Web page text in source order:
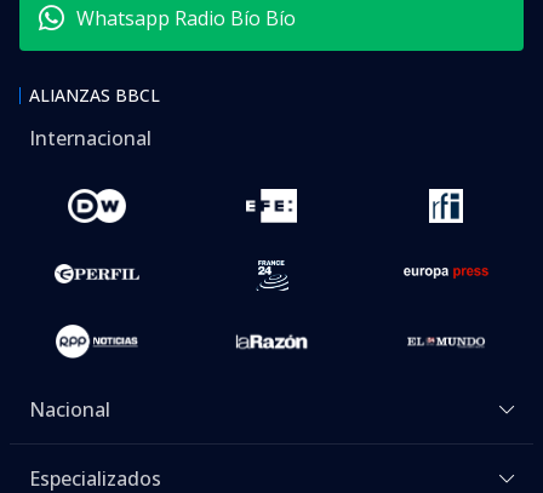
Whatsapp Radio Bío Bío
ALIANZAS BBCL
Internacional
Nacional
Especializados